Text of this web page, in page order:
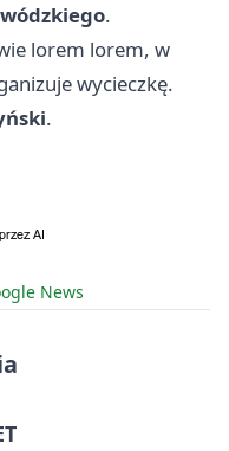
.
lorem lorem, w
wycieczkę.
.
News